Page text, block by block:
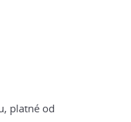
platné od